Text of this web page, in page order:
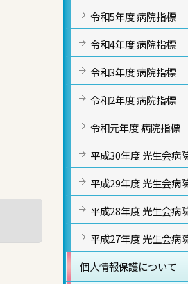
令和5年度 病院指標
令和4年度 病院指標
令和3年度 病院指標
令和2年度 病院指標
令和元年度 病院指標
平成30年度 光生会病
平成29年度 光生会病
平成28年度 光生会病
平成27年度 光生会病
個人情報保護について